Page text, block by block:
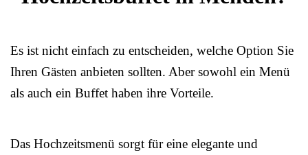
Es ist nicht einfach zu entscheiden, welche Option Sie
Ihren Gästen anbieten sollten. Aber sowohl ein Menü
als auch ein Buffet haben ihre Vorteile.
Das Hochzeitsmenü sorgt für eine elegante und